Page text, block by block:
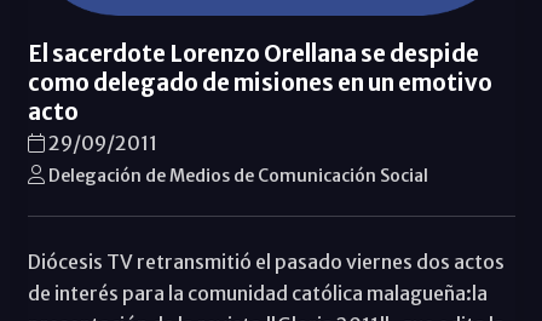
El sacerdote Lorenzo Orellana se despide
como delegado de misiones en un emotivo
acto
29/09/2011
Delegación de Medios de Comunicación Social
Diócesis TV retransmitió el pasado viernes dos actos
de interés para la comunidad católica malagueña:la